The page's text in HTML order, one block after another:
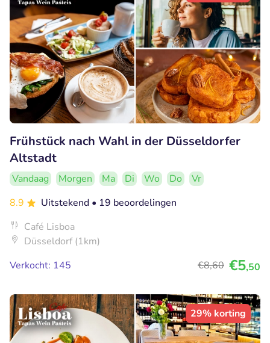
Frühstück nach Wahl in der Düsseldorfer
Altstadt
Vandaag Morgen Ma Di Wo Do
Vr
8.9
Uitstekend • 19 beoordelingen
Café Lisboa
Düsseldorf (1km)
Verkocht: 145
€8,60 €5,50
29% korting